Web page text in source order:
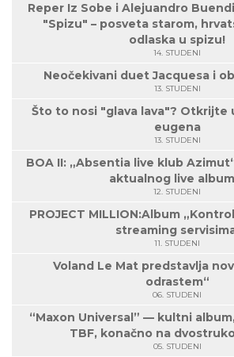
Reper Iz Sobe i Alejuandro
"Spizu" – posveta starom,
odlaska u spizu!
14. STUDENI
Neočekivani duet Jacquesa i
13. STUDENI
Što to nosi "glava lava"? Otkrijte
eugena
13. STUDENI
BOA II: „Absentia live klub
aktualnog live
12. STUDENI
PROJECT MILLION:Album
streaming
11. STUDENI
Voland Le Mat predstavlja
odrastem“
06. STUDENI
“Maxon Universal” — kultni
TBF, konačno na
05. STUDENI